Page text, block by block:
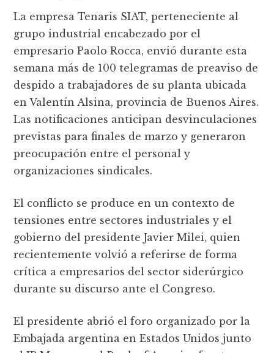
La empresa Tenaris SIAT, perteneciente al
grupo industrial encabezado por el
empresario Paolo Rocca, envió durante esta
semana más de 100 telegramas de preaviso de
despido a trabajadores de su planta ubicada
en Valentín Alsina, provincia de Buenos Aires.
Las notificaciones anticipan desvinculaciones
previstas para finales de marzo y generaron
preocupación entre el personal y
organizaciones sindicales.
El conflicto se produce en un contexto de
tensiones entre sectores industriales y el
gobierno del presidente Javier Milei, quien
recientemente volvió a referirse de forma
crítica a empresarios del sector siderúrgico
durante su discurso ante el Congreso.
El presidente abrió el foro organizado por la
Embajada argentina en Estados Unidos junto